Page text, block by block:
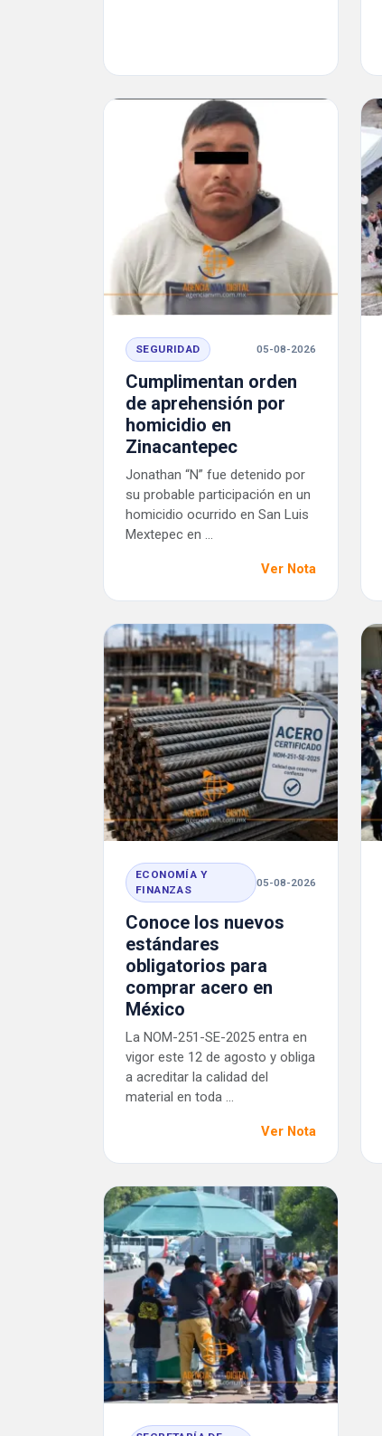
SEGURIDAD 05-08-2026
Cumplimentan orden
de aprehensión por
homicidio en
Zinacantepec
Jonathan “N” fue detenido por
su probable participación en un
homicidio ocurrido en San Luis
Mextepec en ...
Ver Nota
ECONOMÍA Y
FINANZAS
05-08-2026
Conoce los nuevos
estándares
obligatorios para
comprar acero en
México
La NOM-251-SE-2025 entra en
vigor este 12 de agosto y obliga
a acreditar la calidad del
material en toda ...
Ver Nota